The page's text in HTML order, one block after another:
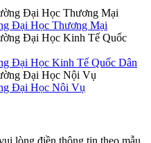
Đại Học Thương Mại
Đại Học Kinh Tế Quốc Dân
Đại Học Nội Vụ
lòng điền thông tin theo mẫu